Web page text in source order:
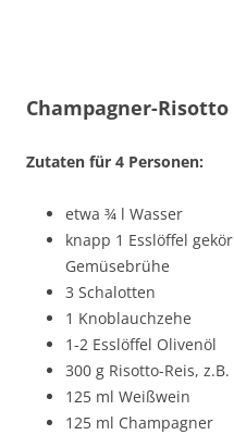
Champagner-
Zutaten für 4 Personen:
etwa ¾ l Wasser
knapp 1 Esslöffel
Gemüsebrühe
3 Schalotten
1 Knoblauchzehe
1-2 Esslöffel Olivenöl
300 g Risotto-Reis,
125 ml Weißwein
125 ml Champagner